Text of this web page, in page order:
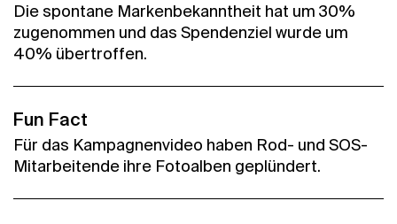
Die spontane Markenbekanntheit hat um 30%
zugenommen und das Spendenziel wurde um
40% übertroffen.
Fun Fact
Für das Kampagnenvideo haben Rod- und SOS-
Mitarbeitende ihre Fotoalben geplündert.